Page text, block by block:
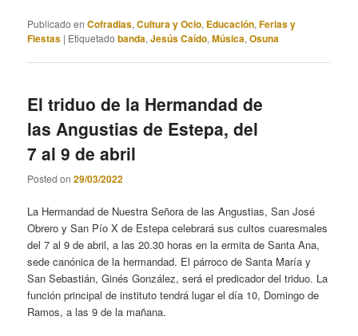
Publicado en Cofradias,Cultura y Ocio, Educación,Ferias y
Fiestas | Etiquetado banda,Jesús Caído,Música,Osuna
El triduo de la Hermandad de
las Angustias de Estepa, del
7 al 9 de abril
Posted on29/03/2022
La Hermandad de Nuestra Señora de las Angustias, San José
Obrero y San Pío X de Estepa celebrará sus cultos cuaresmales
del 7 al 9 de abril, a las 20.30 horas en la ermita de Santa Ana,
sede canónica de la hermandad. El párroco de Santa María y
San Sebastián, Ginés González, será el predicador del triduo. La
función principal de instituto tendrá lugar el día 10, Domingo de
Ramos, a las 9 de la mañana.